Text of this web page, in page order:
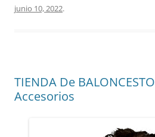
junio 10, 2022.
TIENDA De BALONCESTO
Accesorios